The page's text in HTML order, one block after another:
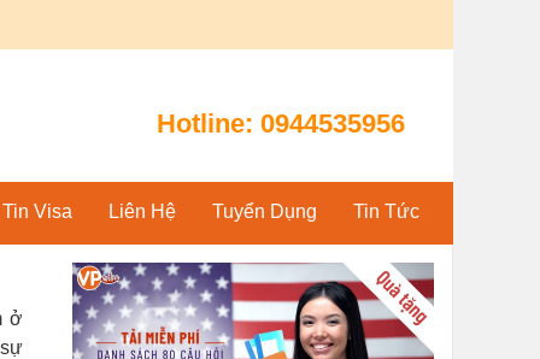
Hotline: 0944535956
Tin Visa Liên Hệ Tuyển Dụng Tin Tức
ở